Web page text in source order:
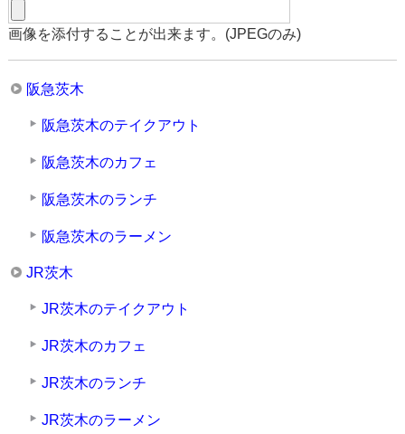
画像を添付することが出来ます。(JPEGのみ)
阪急茨木
阪急茨木のテイクアウト
阪急茨木のカフェ
阪急茨木のランチ
阪急茨木のラーメン
JR茨木
JR茨木のテイクアウト
JR茨木のカフェ
JR茨木のランチ
JR茨木のラーメン